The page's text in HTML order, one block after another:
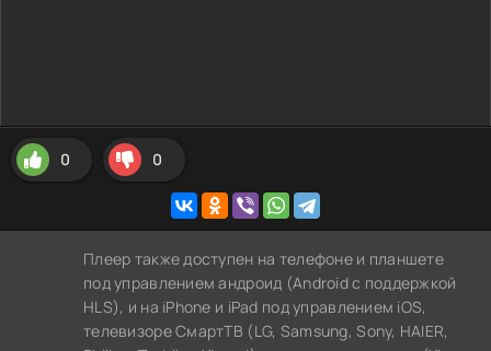
0 0
Плеер также доступен на телефоне и планшете
под управлением андроид (Android с поддержкой
HLS), и на iPhone и iPad под управлением iOS,
телевизоре СмартТВ (LG, Samsung, Sony, HAIER,